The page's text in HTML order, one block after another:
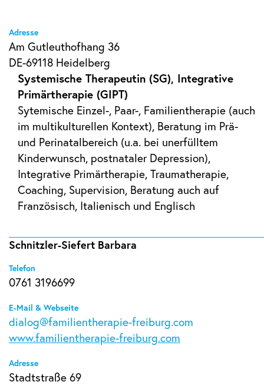
Adresse
Am Gutleuthofhang 36
DE-69118 Heidelberg
Systemische Therapeutin (SG), Integrative
Primärtherapie (GIPT)
Sytemische Einzel-, Paar-, Familientherapie (auch
im multikulturellen Kontext), Beratung im Prä-
und Perinatalbereich (u.a. bei unerfülltem
Kinderwunsch, postnataler Depression),
Integrative Primärtherapie, Traumatherapie,
Coaching, Supervision, Beratung auch auf
Französisch, Italienisch und Englisch
Schnitzler-Siefert Barbara
Telefon
0761 3196699
E-Mail & Webseite
dialog@familientherapie-freiburg.com
www.familientherapie-freiburg.com
Adresse
Stadtstraße 69